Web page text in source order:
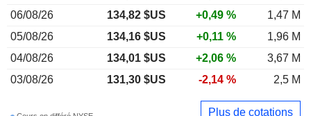
06/08/26
134,82 $US +0,49 %
1,47 M
05/08/26
134,16 $US +0,11 %
1,96 M
04/08/26
134,01 $US +2,06 %
3,67 M
03/08/26
131,30 $US -2,14 % 2,5 M
Plus de cotations